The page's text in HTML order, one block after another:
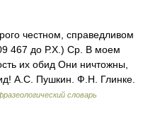
честном, справедливом
467 до Р.Х.) Ср. В моем
их обид Они ничтожны,
А.С. Пушкин. Ф.Н. Глинке.
словарь